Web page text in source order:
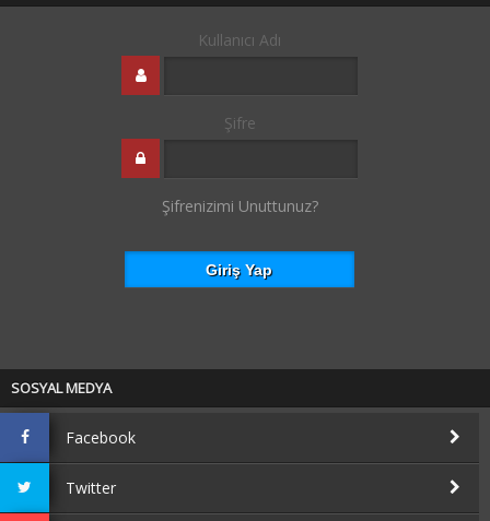
Kullanıcı Adı
Şifre
Şifrenizimi Unuttunuz?
SOSYAL MEDYA
Facebook
Twitter